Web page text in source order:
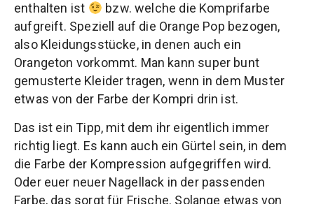
enthalten ist
bzw. welche die Komprifarbe
aufgreift. Speziell auf die Orange Pop bezogen,
also Kleidungsstücke, in denen auch ein
Orangeton vorkommt. Man kann super bunt
gemusterte Kleider tragen, wenn in dem Muster
etwas von der Farbe der Kompri drin ist.
Das ist ein Tipp, mit dem ihr eigentlich immer
richtig liegt. Es kann auch ein Gürtel sein, in dem
die Farbe der Kompression aufgegriffen wird.
Oder euer neuer Nagellack in der passenden
Farbe, das sorgt für Frische. Solange etwas von